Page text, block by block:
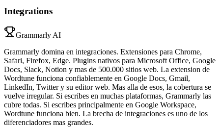
Integrations
Grammarly AI
Grammarly domina en integraciones. Extensiones para Chrome,
Safari, Firefox, Edge. Plugins nativos para Microsoft Office, Google
Docs, Slack, Notion y mas de 500.000 sitios web. La extension de
Wordtune funciona confiablemente en Google Docs, Gmail,
LinkedIn, Twitter y su editor web. Mas alla de esos, la cobertura se
vuelve irregular. Si escribes en muchas plataformas, Grammarly las
cubre todas. Si escribes principalmente en Google Workspace,
Wordtune funciona bien. La brecha de integraciones es uno de los
diferenciadores mas grandes.